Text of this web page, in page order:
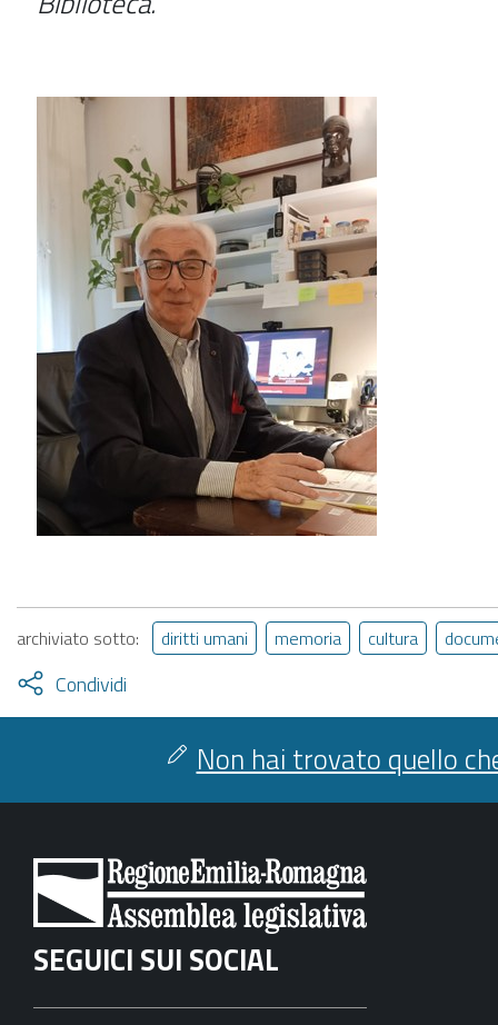
archiviato sotto: diritti umani memoria cultura
Condividi
facebook
twitter
Attiva
condividi
Non hai trovato quello
SEGUICI SUI SOCIAL